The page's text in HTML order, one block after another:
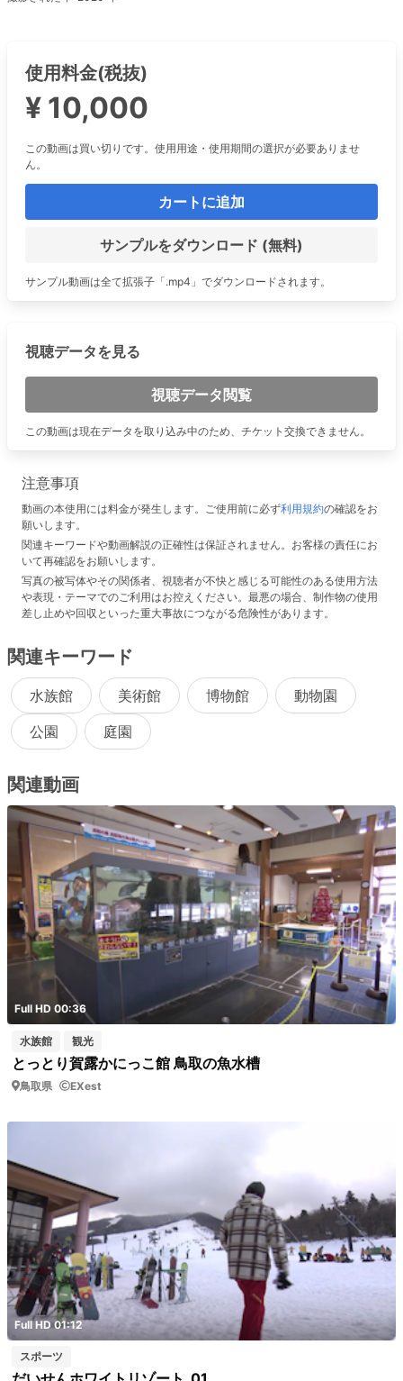
使用料金(税抜)
¥ 10,000
この動画は買い切りです。使用用途・使用期間の選択が必要ありませ
ん。
カートに追加
サンプルをダウンロード (無料)
サンプル動画は全て拡張子「.mp4」でダウンロードされます。
視聴データを見る
視聴データ閲覧
この動画は現在データを取り込み中のため、チケット交換できません。
注意事項
動画の本使用には料金が発生します。ご使用前に必ず利用規約の確認をお
願いします。
関連キーワードや動画解説の正確性は保証されません。お客様の責任にお
いて再確認をお願いします。
写真の被写体やその関係者、視聴者が不快と感じる可能性のある使用方法
や表現・テーマでのご利用はお控えください。最悪の場合、制作物の使用
差し止めや回収といった重大事故につながる危険性があります。
関連キーワード
水族館 美術館 博物館
動物園
公園
庭園
関連動画
Full HD 00:36
水族館 観光
とっとり賀露かにっこ館 鳥取の魚水槽
鳥取県 EXest
Full HD 01:12
スポーツ